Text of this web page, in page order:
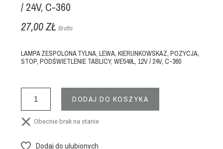
/ 24V, C-360
27,00 ZŁ Brutto
LAMPA ZESPOLONA TYLNA, LEWA, KIERUNKOWSKAZ, POZYCJA,
STOP, PODŚWIETLENIE TABLICY, WE549L, 12V / 24V, C-360
DODAJ DO KOSZYKA
Obecnie brak na stanie
Dodaj do ulubionych